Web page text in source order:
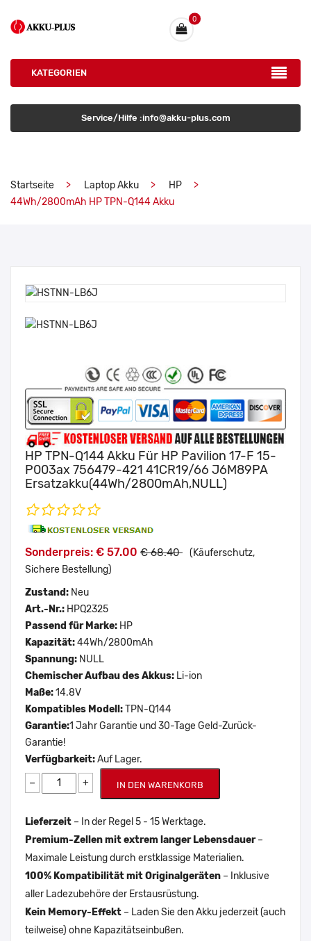
0
KATEGORIEN
Service/Hilfe :info@akku-plus.com
Startseite Laptop Akku
HP
44Wh/2800mAh HP TPN-Q144 Akku
HP TPN-Q144 Akku Für HP Pavilion 17-F 15-
P003ax 756479-421 41CR19/66 J6M89PA
Ersatzakku(44Wh/2800mAh,NULL)
Sonderpreis: € 57.00 € 68.40 (Käuferschutz,
Sichere Bestellung)
Zustand: Neu
Art.-Nr.: HPQ2325
Passend für Marke: HP
Kapazität:44Wh/2800mAh
Spannung: NULL
Chemischer Aufbau des Akkus: Li-ion
Maße:14.8V
Kompatibles Modell:TPN-Q144
Garantie:1 Jahr Garantie und 30-Tage Geld-Zurück-
Garantie!
Verfügbarkeit:Auf Lager.
− + IN DEN WARENKORB
Lieferzeit – In der Regel 5 - 15 Werktage.
Premium-Zellen mit extrem langer Lebensdauer–
Maximale Leistung durch erstklassige Materialien.
100% Kompatibilität mit Originalgeräten – Inklusive
aller Ladezubehöre der Erstausrüstung.
Kein Memory-Effekt – Laden Sie den Akku jederzeit (auch
teilweise) ohne Kapazitätseinbußen.